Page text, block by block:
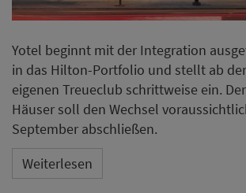
Yotel beginnt mit der Integration
in das Hilton-Portfolio und stellt ab
eigenen Treueclub schrittweise ein.
Häuser soll den Wechsel
September abschließen.
Weiterlesen